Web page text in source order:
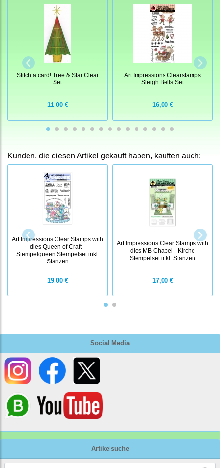
Social Media
Artikelsuche
Stitch a card! Tree & Star Clear
Set
11,00 €
Art Impressions Clearstamps
Sleigh Bells Set
16,00 €
Kunden, die diesen Artikel gekauft haben, kauften auch:
Art Impressions Clear Stamps with
dies Queen of Craft -
Stempelqueen Stempelset inkl.
Stanzen
19,00 €
Art Impressions Clear Stamps with
dies MB Chapel - Kirche
Stempelset inkl. Stanzen
17,00 €